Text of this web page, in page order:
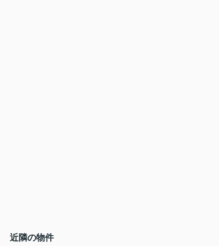
近隣の物件